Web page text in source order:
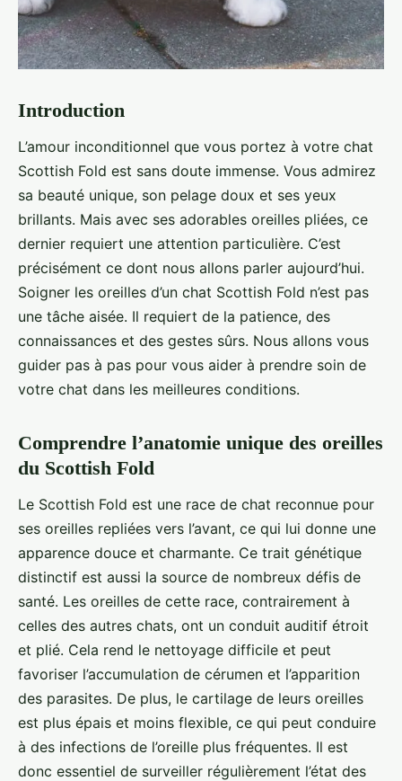
Introduction
L’amour inconditionnel que vous portez à votre chat
Scottish Fold est sans doute immense. Vous admirez
sa beauté unique, son pelage doux et ses yeux
brillants. Mais avec ses adorables oreilles pliées, ce
dernier requiert une attention particulière. C’est
précisément ce dont nous allons parler aujourd’hui.
Soigner les oreilles d’un chat Scottish Fold n’est pas
une tâche aisée. Il requiert de la patience, des
connaissances et des gestes sûrs. Nous allons vous
guider pas à pas pour vous aider à prendre soin de
votre chat dans les meilleures conditions.
Comprendre l’anatomie unique des oreilles
du Scottish Fold
Le Scottish Fold est une race de chat reconnue pour
ses oreilles repliées vers l’avant, ce qui lui donne une
apparence douce et charmante. Ce trait génétique
distinctif est aussi la source de nombreux défis de
santé. Les oreilles de cette race, contrairement à
celles des autres chats, ont un conduit auditif étroit
et plié. Cela rend le nettoyage difficile et peut
favoriser l’accumulation de cérumen et l’apparition
des parasites. De plus, le cartilage de leurs oreilles
est plus épais et moins flexible, ce qui peut conduire
à des infections de l’oreille plus fréquentes. Il est
donc essentiel de surveiller régulièrement l’état des